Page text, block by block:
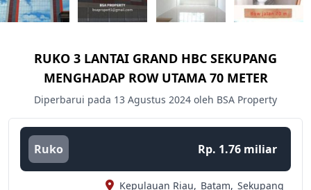
RUKO 3 LANTAI GRAND HBC SEKUPANG
MENGHADAP ROW UTAMA 70 METER
Diperbarui pada 13 Agustus 2024 oleh BSA Property
Ruko Rp. 1.76 miliar
Kepulauan Riau, Batam, Sekupang